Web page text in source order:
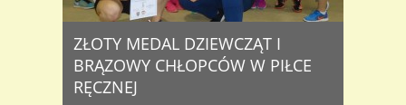
ZŁOTY MEDAL DZIEWCZĄT I
BRĄZOWY CHŁOPCÓW W PIŁCE
RĘCZNEJ